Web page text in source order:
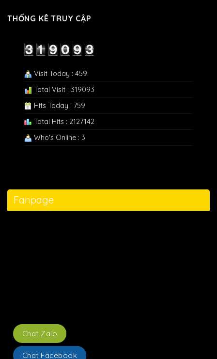
Chat Zalo
Chat Facebook
THỐNG KÊ TRUY CẬP
Visit Today : 459
Total Visit : 319093
Hits Today : 759
Total Hits : 2127142
Who's Online : 3
Fanpage